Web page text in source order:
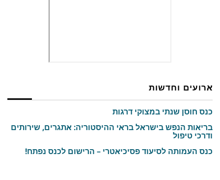
ארועים וחדשות
כנס חוסן שנתי במצוקי דרגות
בריאות הנפש בישראל בראי ההיסטוריה: אתגרים, שירותים
ודרכי טיפול
כנס העמותה לסיעוד פסיכיאטרי – הרישום לכנס נפתח!